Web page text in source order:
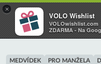
VOLO
Váš online wishlist
×
VOLO Wishlist
VOLOwishlist.com
ZDARMA - Na
MEDVÍDEK PRO MANŽELA